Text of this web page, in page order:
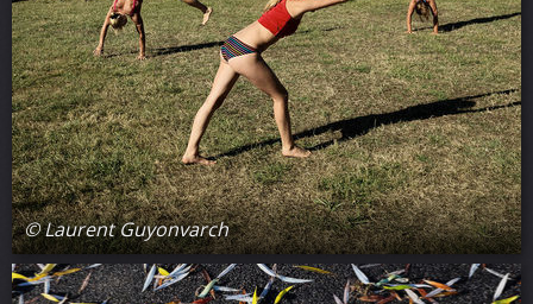
© Laurent Guyonvarch